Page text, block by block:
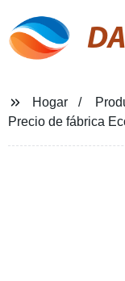
Hogar
Precio de fábrica